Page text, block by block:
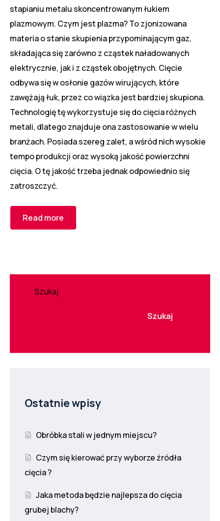
stapianiu metalu skoncentrowanym łukiem
plazmowym. Czym jest plazma? To zjonizowana
materia o stanie skupienia przypominającym gaz,
składająca się zarówno z cząstek naładowanych
elektrycznie, jak i z cząstek obojętnych. Cięcie
odbywa się w osłonie gazów wirujących, które
zawężają łuk, przez co wiązka jest bardziej skupiona.
Technologię tę wykorzystuje się do cięcia różnych
metali, dlatego znajduje ona zastosowanie w wielu
branżach. Posiada szereg zalet, a wśród nich wysokie
tempo produkcji oraz wysoką jakość powierzchni
cięcia. O tę jakość trzeba jednak odpowiednio się
zatroszczyć.
Read more
Szukaj
Szukaj
Ostatnie wpisy
Obróbka stali w jednym miejscu?
Czym się kierować przy wyborze źródła
cięcia ?
Jaka metoda będzie najlepsza do cięcia
grubej blachy?